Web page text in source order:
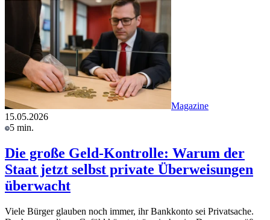
Magazine
15.05.2026
5 min.
Die große Geld-Kontrolle: Warum der
Staat jetzt selbst private Überweisungen
überwacht
Viele Bürger glauben noch immer, ihr Bankkonto sei Privatsache.